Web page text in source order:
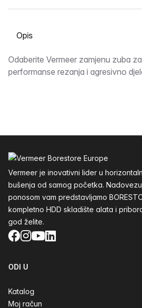
Odaberite karticu
Opis
Odaberite Vermeer zamjenu zuba
performanse rezanja i agresivno
Vermeer je inovativni lider u
bušenja od samog početka.
ponosom vam predstavljamo
kompletno HDD skladište alata i
god želite.
Facebook
Instagram
YouTube
LinkedIn
ODI U
Katalog
Moj račun